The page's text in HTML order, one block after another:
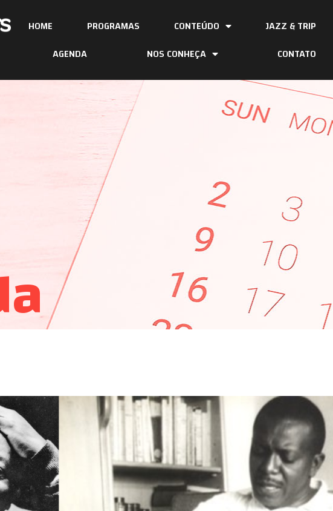
HOME PROGRAMAS CONTEÚDO
JAZZ & TRIP
AGENDA
NOS CONHEÇA CONTATO